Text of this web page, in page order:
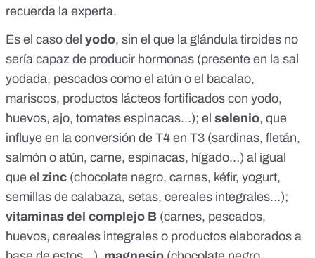
recuerda la experta.
Es el caso del yodo, sin el que la glándula tiroides no
sería capaz de producir hormonas (presente en la sal
yodada, pescados como el atún o el bacalao,
mariscos, productos lácteos fortificados con yodo,
huevos, ajo, tomates espinacas…); el selenio, que
influye en la conversión de T4 en T3 (sardinas, fletán,
salmón o atún, carne, espinacas, hígado…) al igual
que el zinc (chocolate negro, carnes, kéfir, yogurt,
semillas de calabaza, setas, cereales integrales…);
vitaminas del complejo B (carnes, pescados,
huevos, cereales integrales o productos elaborados a